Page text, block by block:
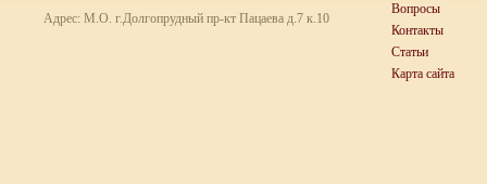
Адрес: М.О. г.Долгопрудный пр-кт Пацаева д.7 к.10
Вопросы
Контакты
Статьи
Карта сайта